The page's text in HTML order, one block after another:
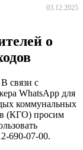
03.12.2025
о
связи с
WhatsApp для
коммунальных
(КГО) просим
690-07-00.